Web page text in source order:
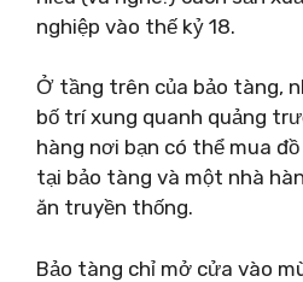
nghiệp vào thế kỷ 18.
Ở tầng trên của bảo tàng,
bố trí xung quanh quảng
hàng nơi bạn có thể mua
tại bảo tàng và một nhà
ăn truyền thống.
Bảo tàng chỉ mở cửa vào